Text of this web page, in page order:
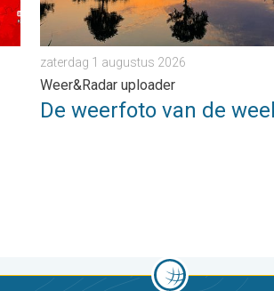
zaterdag 1 augustus 2026
Weer&Radar uploader
De weerfoto van de